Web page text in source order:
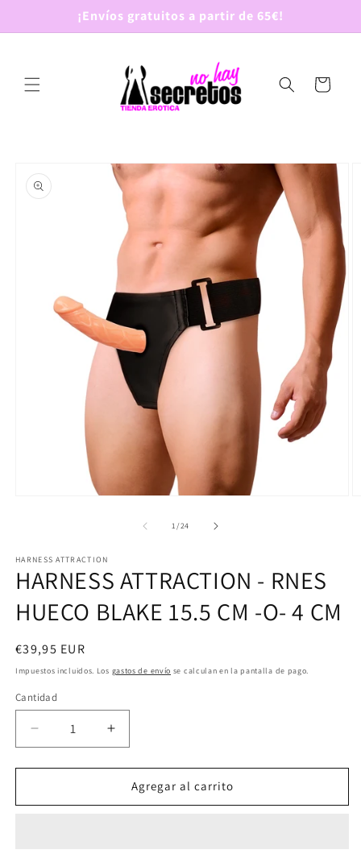
directamente
al contenido
¡Envíos gratuitos a partir de 65€!
Carrito
a la
información
una
ventana
modal
1/de
24
HARNESS ATTRACTION
HARNESS ATTRACTION - RNES
HUECO BLAKE 15.5 CM -O- 4 CM
Precio
habitual
€39,95 EUR
Impuestos incluidos. Los gastos de envío se calculan en la pantalla de pago.
Cantidad
Reducir
cantidad
para
ATTRACTION
Aumentar
cantidad
para
HARNESS
ATTRACTION
Agregar al carrito